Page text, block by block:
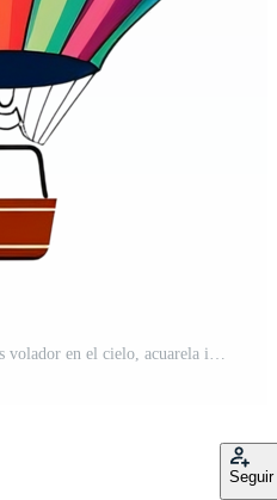
un vistoso caliente aire globo es volador en el cielo, acuarela ilustración ai generativo PNG Gratis
Seguir